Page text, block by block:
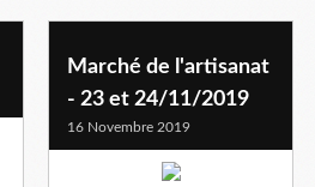
Marché de l'artisanat
- 23 et 24/11/2019
16 Novembre 2019